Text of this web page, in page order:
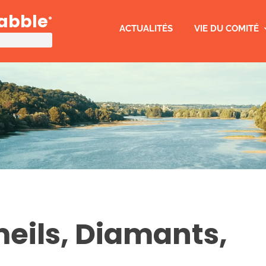
®
ACTUALITÉS VIE DU COMITÉ
Diamants,